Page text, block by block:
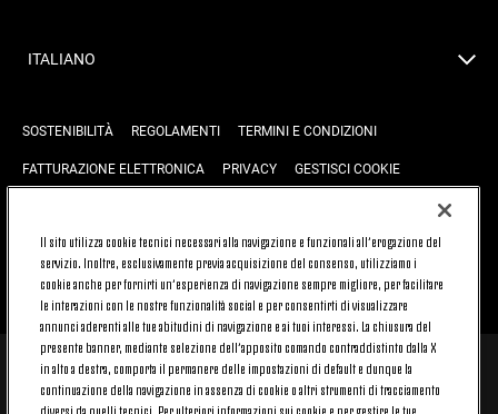
ITALIANO
SOSTENIBILITÀ REGOLAMENTI TERMINI E CONDIZIONI
FATTURAZIONE ELETTRONICA PRIVACY GESTISCI COOKIE
TORNA SU
© 2026 Juventus Football Club S.p.A.
Juventus Football Club S.p.A. Via Druento, 175 10151 Torino - Italia;
Il sito utilizza cookie tecnici necessari alla navigazione e funzionali all’erogazione del
servizio. Inoltre, esclusivamente previa acquisizione del consenso, utilizziamo i
cookie anche per fornirti un’esperienza di navigazione sempre migliore, per facilitare
le interazioni con le nostre funzionalità social e per consentirti di visualizzare
annunci aderenti alle tue abitudini di navigazione e ai tuoi interessi. La chiusura del
presente banner, mediante selezione dell’apposito comando contraddistinto dalla X
in alto a destra, comporta il permanere delle impostazioni di default e dunque la
continuazione della navigazione in assenza di cookie o altri strumenti di tracciamento
diversi da quelli tecnici. Per ulteriori informazioni sui cookie e per gestire le tue